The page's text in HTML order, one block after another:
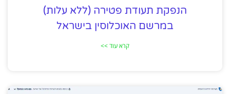
הנפקת תעודת פטירה (ללא עלות)
במרשם האוכלוסין בישראל
קרא עוד >>